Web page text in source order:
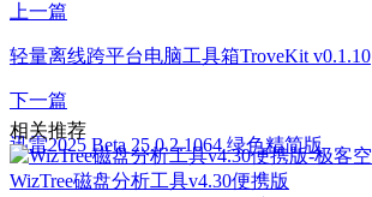
上一篇
轻量离线跨平台电脑工具箱TroveKit v0.1.10
下一篇
迅雷2025 Beta 25.0.2.1064 绿色精简版
相关推荐
WizTree磁盘分析工具v4.30便携版